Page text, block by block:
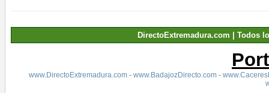
DirectoExtremadura.com | Todos
www.DirectoExtremadura.com- www.BadajozDirecto.com-